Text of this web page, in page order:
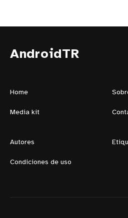
AndroidTR
Home
Media kit
Autores
Condiciones de uso